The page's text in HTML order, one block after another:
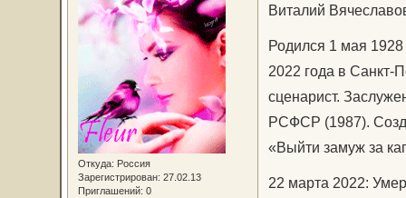
Откуда: Россия
Зарегистрирован: 27.02.13
Приглашений: 0
Виталий
Родился 1 мая
2022 года в Санкт-
сценарист.
РСФСР (1987).
«Выйти замуж за
22 марта 2022: